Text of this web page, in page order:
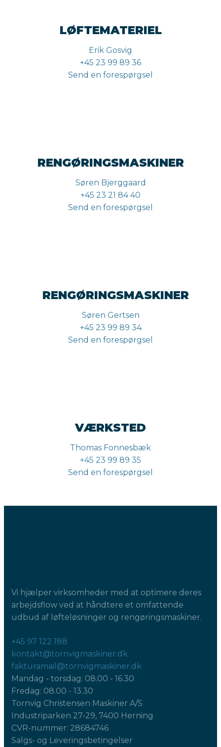
LØFTEMATERIEL
Erik Gosvig
+45 23 99 89 36
Send en forespørgsel
RENGØRINGSMASKINER
Søren Bjerggaard
+45 23 21 84 40
Send en forespørgsel
RENGØRINGSMASKINER
Søren Gertsen
+45 23 99 89 34
Send en forespørgsel
VÆRKSTED
Thomas Fonnesbæk
+45 23 99 89 35
Send en forespørgsel
Vi hjælper virksomheder med at optimere deres
arbejdsflow ved at håndtere et omfattende
udbud af løfteløsninger og rengøringsmaskiner.
+45 97 122 188
kontakt@tornvigmaskiner.dk
fakturamail@tornvigmaskiner.dk
Mandag - torsdag: 08.00 - 16.30
Fredag: 08.00 - 13.30
Tornvig Christensen Maskiner A/S
Industriparken 27-29, 7400 Herning
CVR-nummer: 28684746
Salgs- og Leveringsbetingelser